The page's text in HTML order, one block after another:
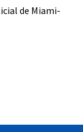
de Miami-